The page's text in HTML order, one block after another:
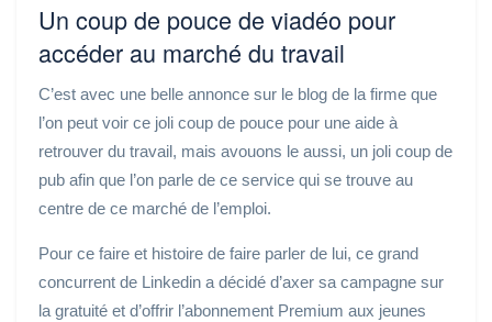
Un coup de pouce de viadéo pour
accéder au marché du travail
C’est avec une belle annonce sur le blog de la firme que
l’on peut voir ce joli coup de pouce pour une aide à
retrouver du travail, mais avouons le aussi, un joli coup de
pub afin que l’on parle de ce service qui se trouve au
centre de ce marché de l’emploi.
Pour ce faire et histoire de faire parler de lui, ce grand
concurrent de Linkedin a décidé d’axer sa campagne sur
la gratuité et d’offrir l’abonnement Premium aux jeunes